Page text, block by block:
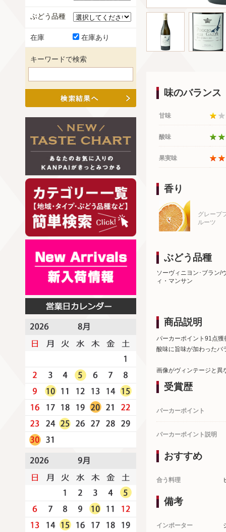
味のバランス
甘味
酸味
果実味
香り
グレープ
ルーツ
ぶどう品種
ソーヴィニヨン･ブラン/
ィ・マンサン
商品説明
パーカーポイント91点
酸味に旨味が加わったバ
画像がヴィンテージと異
受賞歴
パーカーポイント
パーカーポイント説明
おすすめ
合う料理
備考
インポーター
ぶどう品種
在庫 在庫あり
キーワードで検索